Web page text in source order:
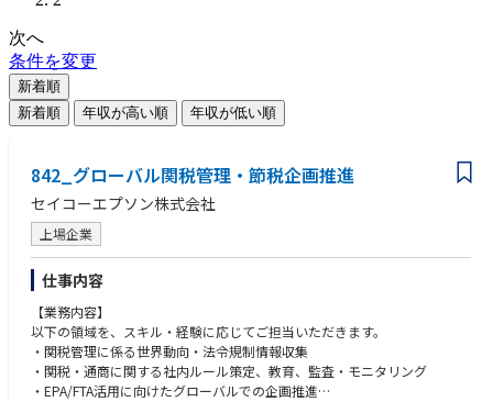
次へ
条件を変更
新着順
新着順
年収が高い順 年収が低い順
842_グローバル関税管理・節税企画推進
セイコーエプソン株式会社
上場企業
仕事内容
【業務内容】
以下の領域を、スキル・経験に応じてご担当いただきます。
・関税管理に係る世界動向・法令規制情報収集
・関税・通商に関する社内ルール策定、教育、監査・モニタリング
・EPA/FTA活用に向けたグローバルでの企画推進